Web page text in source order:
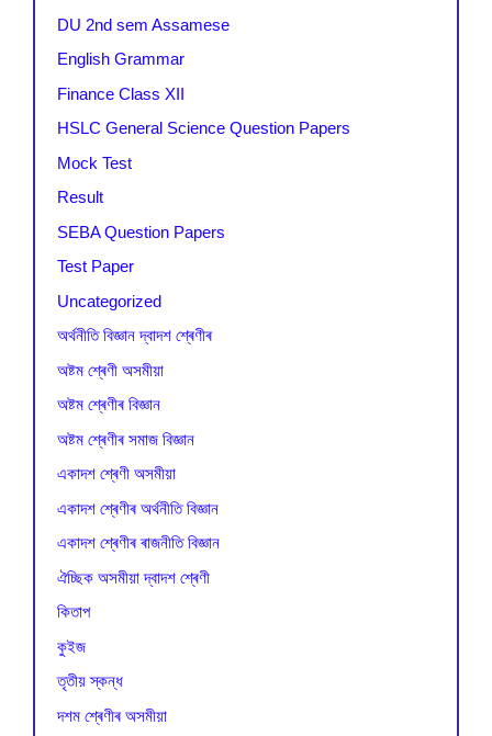
DU 2nd sem Assamese
English Grammar
Finance Class XII
HSLC General Science Question Papers
Mock Test
Result
SEBA Question Papers
Test Paper
Uncategorized
অৰ্থনীতি বিজ্ঞান দ্বাদশ শ্ৰেণীৰ
অষ্টম শ্ৰেণী অসমীয়া
অষ্টম শ্ৰেণীৰ বিজ্ঞান
অষ্টম শ্ৰেণীৰ সমাজ বিজ্ঞান
একাদশ শ্ৰেণী অসমীয়া
একাদশ শ্ৰেণীৰ অৰ্থনীতি বিজ্ঞান
একাদশ শ্ৰেণীৰ ৰাজনীতি বিজ্ঞান
ঐচ্ছিক অসমীয়া দ্বাদশ শ্ৰেণী
কিতাপ
কুইজ
তৃতীয় স্কন্ধ
দশম শ্ৰেণীৰ অসমীয়া